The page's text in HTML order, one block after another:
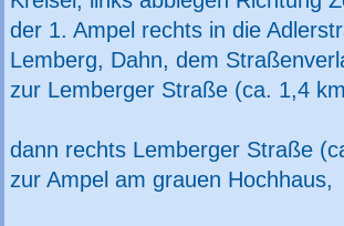
der 1. Ampel rechts in die
Lemberg, Dahn, dem
zur Lemberger Straße (ca. 1,4
dann rechts Lemberger Straße
zur Ampel am grauen Hochhaus,